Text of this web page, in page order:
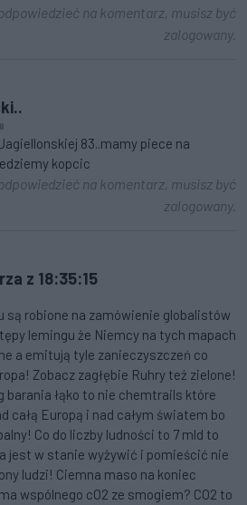
na komentarz, musisz być
zalogowany.
83..mamy piece na
kopcic
na komentarz, musisz być
zalogowany.
z 18:35:15
są robione na zamówienie globalistów
lemingu że Niemcy na tych mapach
a emitują tyle zanieczyszczeń co
Zobacz zagłębie Ruhry też zielone!
barania łąko to nie chemtrails które
całą Europą i nad całym światem bo
Co do liczby ludności to 7 mld to
jest w stanie wyżywić i pomieścić nie
ludzi! Ciemna maso na koniec
wspólnego cO2 ze smogiem? CO2 to